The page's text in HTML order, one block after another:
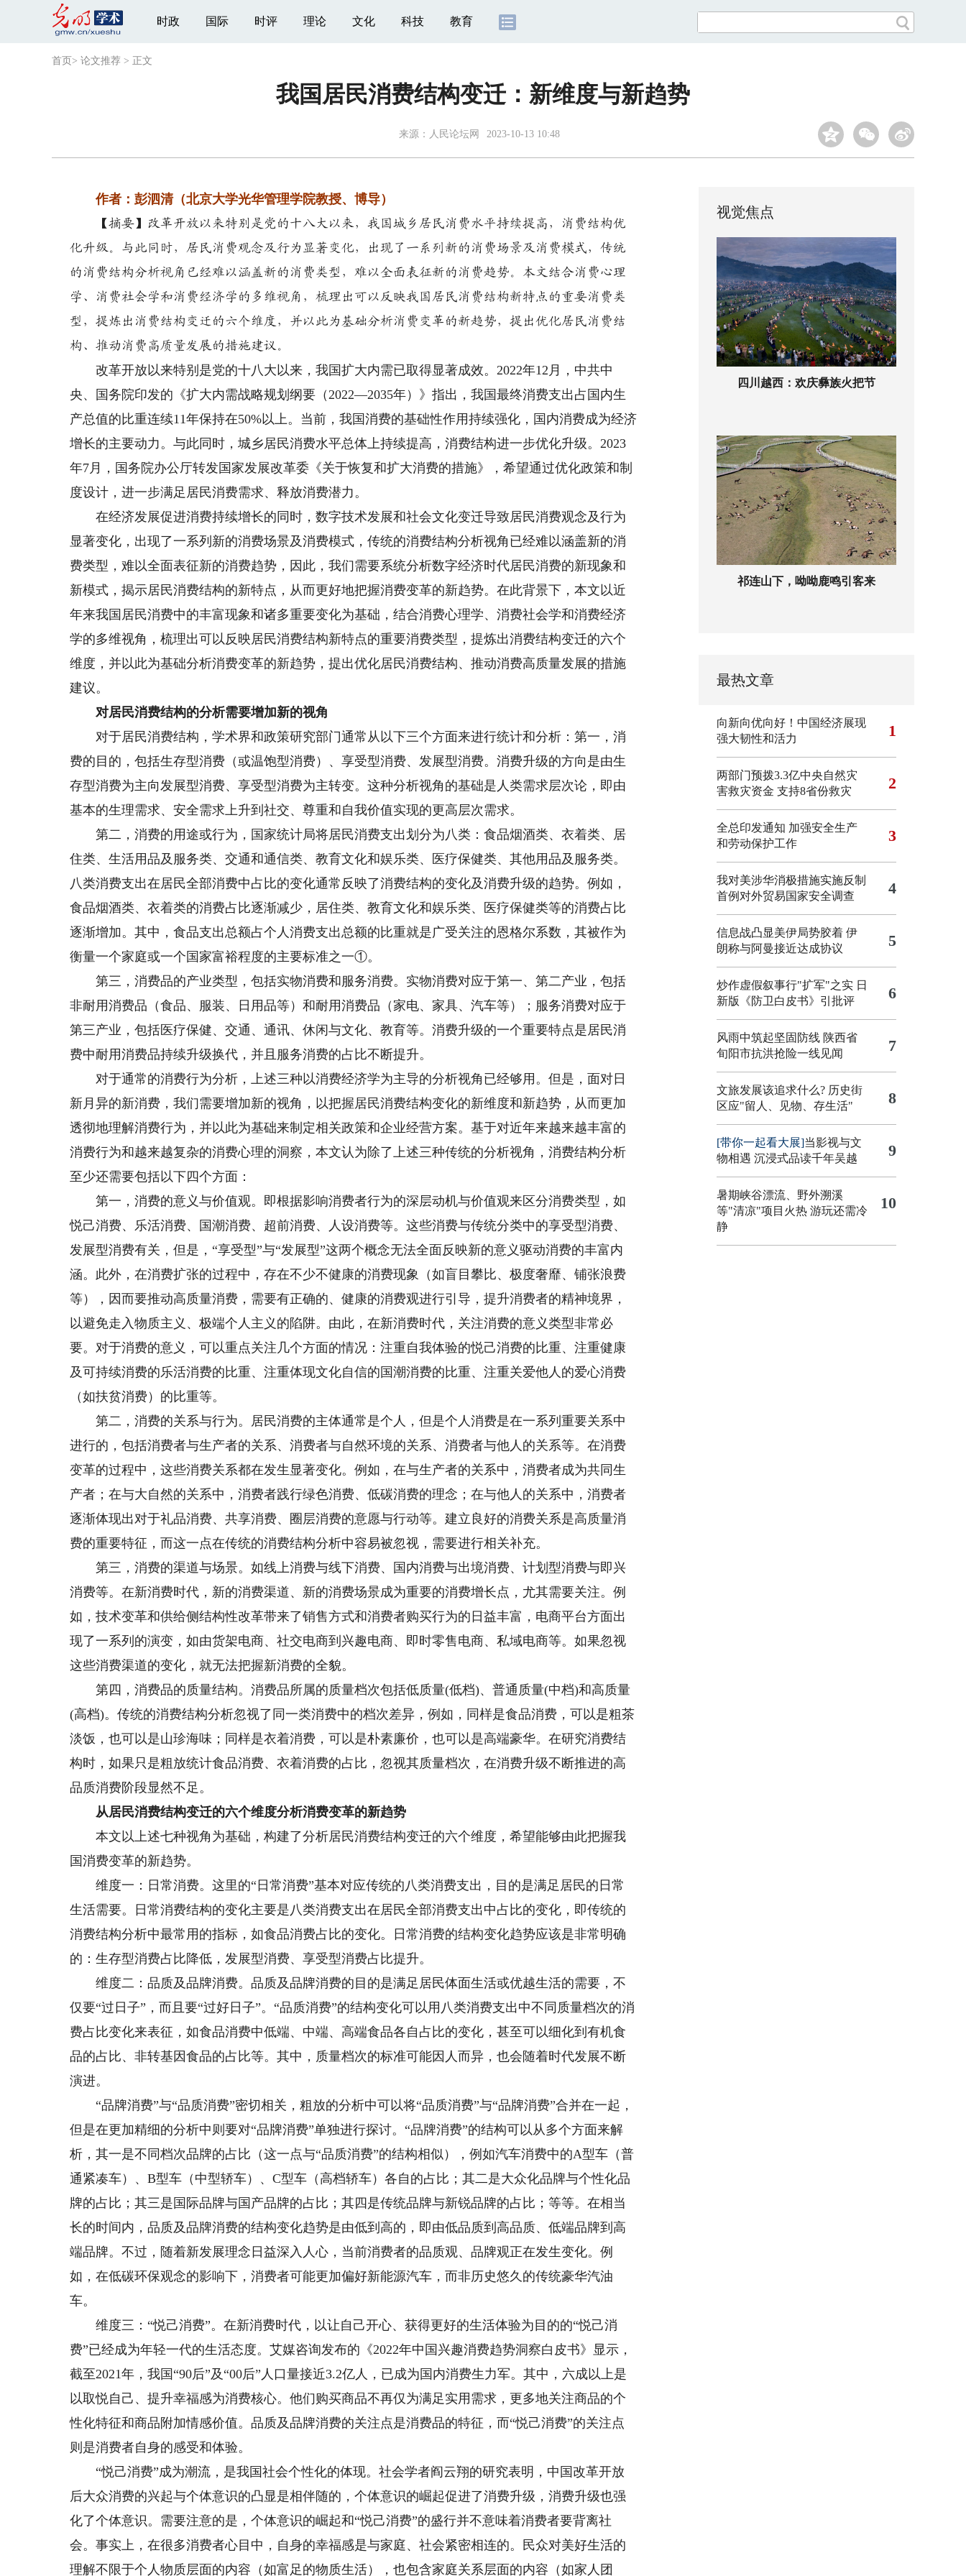
时政 国际 时评 理论 文化 科技 教育
首页 > 论文推荐 > 正文
我国居民消费结构变迁：新维度与新趋势
来源： 人民论坛网 2023-10-13 10:48
作者：彭泗清（北京大学光华管理学院教授、博导）
【摘要】改革开放以来特别是党的十八大以来，我国城乡居民消费水平持续提高，消费结构优
化升级。与此同时，居民消费观念及行为显著变化，出现了一系列新的消费场景及消费模式，传统
的消费结构分析视角已经难以涵盖新的消费类型，难以全面表征新的消费趋势。本文结合消费心理
学、消费社会学和消费经济学的多维视角，梳理出可以反映我国居民消费结构新特点的重要消费类
型，提炼出消费结构变迁的六个维度，并以此为基础分析消费变革的新趋势，提出优化居民消费结
构、推动消费高质量发展的措施建议。
改革开放以来特别是党的十八大以来，我国扩大内需已取得显著成效。2022年12月，中共中
央、国务院印发的《扩大内需战略规划纲要（2022—2035年）》指出，我国最终消费支出占国内生
产总值的比重连续11年保持在50%以上。当前，我国消费的基础性作用持续强化，国内消费成为经济
增长的主要动力。与此同时，城乡居民消费水平总体上持续提高，消费结构进一步优化升级。2023
年7月，国务院办公厅转发国家发展改革委《关于恢复和扩大消费的措施》，希望通过优化政策和制
度设计，进一步满足居民消费需求、释放消费潜力。
在经济发展促进消费持续增长的同时，数字技术发展和社会文化变迁导致居民消费观念及行为
显著变化，出现了一系列新的消费场景及消费模式，传统的消费结构分析视角已经难以涵盖新的消
费类型，难以全面表征新的消费趋势，因此，我们需要系统分析数字经济时代居民消费的新现象和
新模式，揭示居民消费结构的新特点，从而更好地把握消费变革的新趋势。在此背景下，本文以近
年来我国居民消费中的丰富现象和诸多重要变化为基础，结合消费心理学、消费社会学和消费经济
学的多维视角，梳理出可以反映居民消费结构新特点的重要消费类型，提炼出消费结构变迁的六个
维度，并以此为基础分析消费变革的新趋势，提出优化居民消费结构、推动消费高质量发展的措施
建议。
对居民消费结构的分析需要增加新的视角
对于居民消费结构，学术界和政策研究部门通常从以下三个方面来进行统计和分析：第一，消
费的目的，包括生存型消费（或温饱型消费）、享受型消费、发展型消费。消费升级的方向是由生
存型消费为主向发展型消费、享受型消费为主转变。这种分析视角的基础是人类需求层次论，即由
基本的生理需求、安全需求上升到社交、尊重和自我价值实现的更高层次需求。
第二，消费的用途或行为，国家统计局将居民消费支出划分为八类：食品烟酒类、衣着类、居
住类、生活用品及服务类、交通和通信类、教育文化和娱乐类、医疗保健类、其他用品及服务类。
八类消费支出在居民全部消费中占比的变化通常反映了消费结构的变化及消费升级的趋势。例如，
食品烟酒类、衣着类的消费占比逐渐减少，居住类、教育文化和娱乐类、医疗保健类等的消费占比
逐渐增加。其中，食品支出总额占个人消费支出总额的比重就是广受关注的恩格尔系数，其被作为
衡量一个家庭或一个国家富裕程度的主要标准之一①。
第三，消费品的产业类型，包括实物消费和服务消费。实物消费对应于第一、第二产业，包括
非耐用消费品（食品、服装、日用品等）和耐用消费品（家电、家具、汽车等）；服务消费对应于
第三产业，包括医疗保健、交通、通讯、休闲与文化、教育等。消费升级的一个重要特点是居民消
费中耐用消费品持续升级换代，并且服务消费的占比不断提升。
对于通常的消费行为分析，上述三种以消费经济学为主导的分析视角已经够用。但是，面对日
新月异的新消费，我们需要增加新的视角，以把握居民消费结构变化的新维度和新趋势，从而更加
透彻地理解消费行为，并以此为基础来制定相关政策和企业经营方案。基于对近年来越来越丰富的
消费行为和越来越复杂的消费心理的洞察，本文认为除了上述三种传统的分析视角，消费结构分析
至少还需要包括以下四个方面：
第一，消费的意义与价值观。即根据影响消费者行为的深层动机与价值观来区分消费类型，如
悦己消费、乐活消费、国潮消费、超前消费、人设消费等。这些消费与传统分类中的享受型消费、
发展型消费有关，但是，“享受型”与“发展型”这两个概念无法全面反映新的意义驱动消费的丰富内
涵。此外，在消费扩张的过程中，存在不少不健康的消费现象（如盲目攀比、极度奢靡、铺张浪费
等），因而要推动高质量消费，需要有正确的、健康的消费观进行引导，提升消费者的精神境界，
以避免走入物质主义、极端个人主义的陷阱。由此，在新消费时代，关注消费的意义类型非常必
要。对于消费的意义，可以重点关注几个方面的情况：注重自我体验的悦己消费的比重、注重健康
及可持续消费的乐活消费的比重、注重体现文化自信的国潮消费的比重、注重关爱他人的爱心消费
（如扶贫消费）的比重等。
第二，消费的关系与行为。居民消费的主体通常是个人，但是个人消费是在一系列重要关系中
进行的，包括消费者与生产者的关系、消费者与自然环境的关系、消费者与他人的关系等。在消费
变革的过程中，这些消费关系都在发生显著变化。例如，在与生产者的关系中，消费者成为共同生
产者；在与大自然的关系中，消费者践行绿色消费、低碳消费的理念；在与他人的关系中，消费者
逐渐体现出对于礼品消费、共享消费、圈层消费的意愿与行动等。建立良好的消费关系是高质量消
费的重要特征，而这一点在传统的消费结构分析中容易被忽视，需要进行相关补充。
第三，消费的渠道与场景。如线上消费与线下消费、国内消费与出境消费、计划型消费与即兴
消费等。在新消费时代，新的消费渠道、新的消费场景成为重要的消费增长点，尤其需要关注。例
如，技术变革和供给侧结构性改革带来了销售方式和消费者购买行为的日益丰富，电商平台方面出
现了一系列的演变，如由货架电商、社交电商到兴趣电商、即时零售电商、私域电商等。如果忽视
这些消费渠道的变化，就无法把握新消费的全貌。
第四，消费品的质量结构。消费品所属的质量档次包括低质量(低档)、普通质量(中档)和高质量
(高档)。传统的消费结构分析忽视了同一类消费中的档次差异，例如，同样是食品消费，可以是粗茶
淡饭，也可以是山珍海味；同样是衣着消费，可以是朴素廉价，也可以是高端豪华。在研究消费结
构时，如果只是粗放统计食品消费、衣着消费的占比，忽视其质量档次，在消费升级不断推进的高
品质消费阶段显然不足。
从居民消费结构变迁的六个维度分析消费变革的新趋势
本文以上述七种视角为基础，构建了分析居民消费结构变迁的六个维度，希望能够由此把握我
国消费变革的新趋势。
维度一：日常消费。这里的“日常消费”基本对应传统的八类消费支出，目的是满足居民的日常
生活需要。日常消费结构的变化主要是八类消费支出在居民全部消费支出中占比的变化，即传统的
消费结构分析中最常用的指标，如食品消费占比的变化。日常消费的结构变化趋势应该是非常明确
的：生存型消费占比降低，发展型消费、享受型消费占比提升。
维度二：品质及品牌消费。品质及品牌消费的目的是满足居民体面生活或优越生活的需要，不
仅要“过日子”，而且要“过好日子”。“品质消费”的结构变化可以用八类消费支出中不同质量档次的消
费占比变化来表征，如食品消费中低端、中端、高端食品各自占比的变化，甚至可以细化到有机食
品的占比、非转基因食品的占比等。其中，质量档次的标准可能因人而异，也会随着时代发展不断
演进。
“品牌消费”与“品质消费”密切相关，粗放的分析中可以将“品质消费”与“品牌消费”合并在一起，
但是在更加精细的分析中则要对“品牌消费”单独进行探讨。“品牌消费”的结构可以从多个方面来解
析，其一是不同档次品牌的占比（这一点与“品质消费”的结构相似），例如汽车消费中的A型车（普
通紧凑车）、B型车（中型轿车）、C型车（高档轿车）各自的占比；其二是大众化品牌与个性化品
牌的占比；其三是国际品牌与国产品牌的占比；其四是传统品牌与新锐品牌的占比；等等。在相当
长的时间内，品质及品牌消费的结构变化趋势是由低到高的，即由低品质到高品质、低端品牌到高
端品牌。不过，随着新发展理念日益深入人心，当前消费者的品质观、品牌观正在发生变化。例
如，在低碳环保观念的影响下，消费者可能更加偏好新能源汽车，而非历史悠久的传统豪华汽油
车。
维度三：“悦己消费”。在新消费时代，以让自己开心、获得更好的生活体验为目的的“悦己消
费”已经成为年轻一代的生活态度。艾媒咨询发布的《2022年中国兴趣消费趋势洞察白皮书》显示，
截至2021年，我国“90后”及“00后”人口量接近3.2亿人，已成为国内消费生力军。其中，六成以上是
以取悦自己、提升幸福感为消费核心。他们购买商品不再仅为满足实用需求，更多地关注商品的个
性化特征和商品附加情感价值。品质及品牌消费的关注点是消费品的特征，而“悦己消费”的关注点
则是消费者自身的感受和体验。
“悦己消费”成为潮流，是我国社会个性化的体现。社会学者阎云翔的研究表明，中国改革开放
后大众消费的兴起与个体意识的凸显是相伴随的，个体意识的崛起促进了消费升级，消费升级也强
化了个体意识。需要注意的是，个体意识的崛起和“悦己消费”的盛行并不意味着消费者要背离社
会。事实上，在很多消费者心目中，自身的幸福感是与家庭、社会紧密相连的。民众对美好生活的
理解不限于个人物质层面的内容（如富足的物质生活），也包含家庭关系层面的内容（如家人团
视觉焦点
四川越西：欢庆彝族火把节
祁连山下，呦呦鹿鸣引客来
最热文章
向新向优向好！中国经济展现
强大韧性和活力
1
两部门预拨3.3亿中央自然灾
害救灾资金 支持8省份救灾
2
全总印发通知 加强安全生产
和劳动保护工作
3
我对美涉华消极措施实施反制
首例对外贸易国家安全调查
4
信息战凸显美伊局势胶着 伊
朗称与阿曼接近达成协议
5
炒作虚假叙事行"扩军"之实 日
新版《防卫白皮书》引批评
6
风雨中筑起坚固防线 陕西省
旬阳市抗洪抢险一线见闻
7
文旅发展该追求什么? 历史街
区应"留人、见物、存生活"
8
[带你一起看大展]当影视与文
物相遇 沉浸式品读千年吴越
9
暑期峡谷漂流、野外溯溪
等"清凉"项目火热 游玩还需冷
静
10